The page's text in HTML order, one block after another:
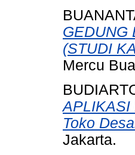
GEDUNG
(STUDI
Mercu
APLIKASI
Toko
Jakarta.